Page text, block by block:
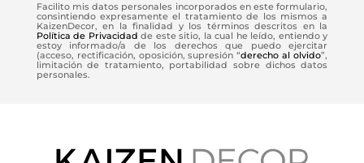
Facilito mis datos personales incorporados en este formulario,
consintiendo expresamente el tratamiento de los mismos a
KaizenDecor, en la finalidad y los términos descritos en la
Política de Privacidad de este sitio, la cual he leído, entiendo y
estoy informado/a de los derechos que puedo ejercitar
(acceso, rectificación, oposición, supresión “derecho al olvido”,
limitación de tratamiento, portabilidad sobre dichos datos
personales.